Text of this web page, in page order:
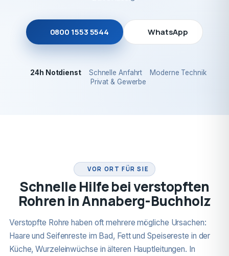
0800 1553 5544 WhatsApp
24h Notdienst Schnelle Anfahrt
Moderne Technik
Privat & Gewerbe
VOR ORT FÜR SIE
Schnelle Hilfe bei verstopften
Rohren in Annaberg-Buchholz
Verstopfte Rohre haben oft mehrere mögliche Ursachen:
Haare und Seifenreste im Bad, Fett und Speisereste in der
Küche, Wurzeleinwüchse in älteren Hauptleitungen. In